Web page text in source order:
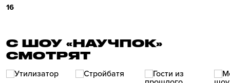
16
С ШОУ «НАУЧПОК»
СМОТРЯТ